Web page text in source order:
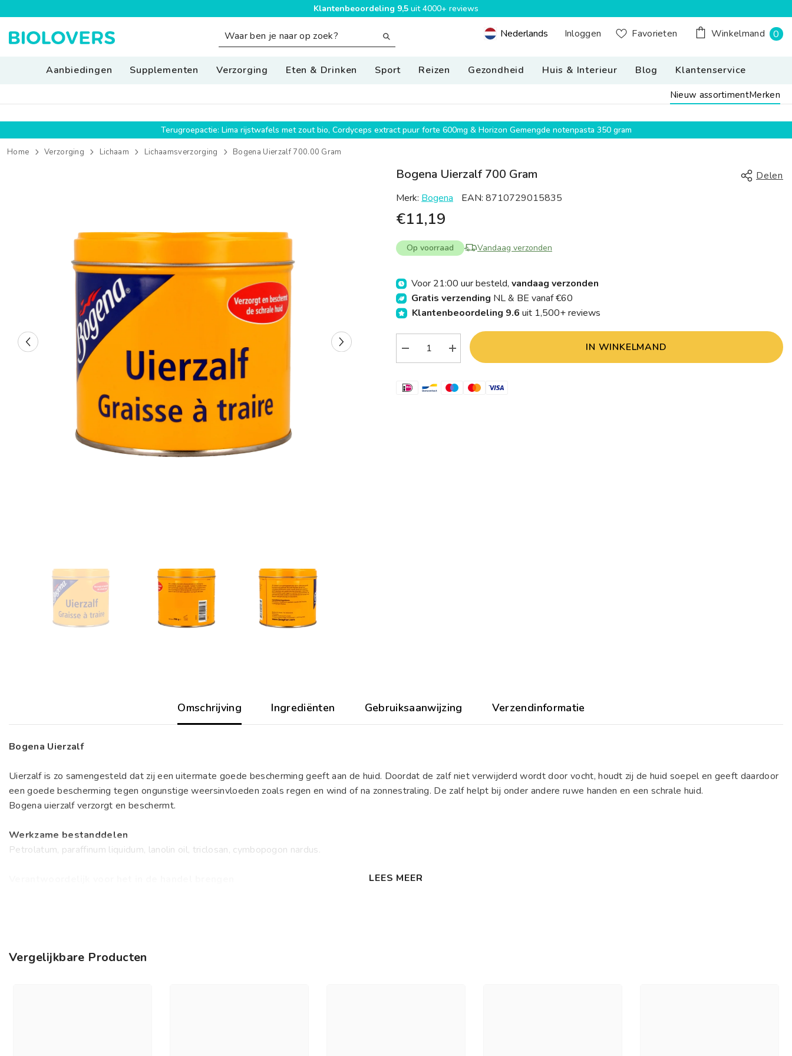
Klantenbeoordeling 9,5 uit 4000+ reviews
Geolocation Button Desktop: Nederland, Nederlands
Nederlands Inloggen Favorieten Winkelmand 00
Aanbiedingen
Supplementen Verzorging Eten & Drinken Sport Reizen Gezondheid Huis & Interieur Blog Klantenservice
Nieuw assortimentMerken
Terugroepactie: Lima rijstwafels met zout bio, Cordyceps extract puur forte 600mg & Horizon Gemengde notenpasta 350 gram
Home Verzorging Lichaam Lichaamsverzorging Bogena Uierzalf 700.00 Gram
Bogena Uierzalf 700 Gram Delen
Merk: Bogena EAN: 8710729015835
€11,19
Op voorraad Vandaag verzonden
Voor 21:00 uur besteld, vandaag verzonden
Gratis verzending NL & BE vanaf €60
Klantenbeoordeling 9.6 uit 1,500+ reviews
Verlaag
aantal
700.00
Verhoog
aantal
700.00
IN WINKELMAND
Omschrijving Ingrediënten Gebruiksaanwijzing Verzendinformatie
Bogena Uierzalf
Uierzalf is zo samengesteld dat zij een uitermate goede bescherming geeft aan de huid. Doordat de zalf niet verwijderd wordt door vocht, houdt zij de huid soepel en geeft daardoor
een goede bescherming tegen ongunstige weersinvloeden zoals regen en wind of na zonnestraling. De zalf helpt bij onder andere ruwe handen en een schrale huid.
Bogena uierzalf verzorgt en beschermt.
Werkzame bestanddelen
Petrolatum, paraffinum liquidum, lanolin oil, triclosan, cymbopogon nardus.
LEES MEER
Vergelijkbare Producten